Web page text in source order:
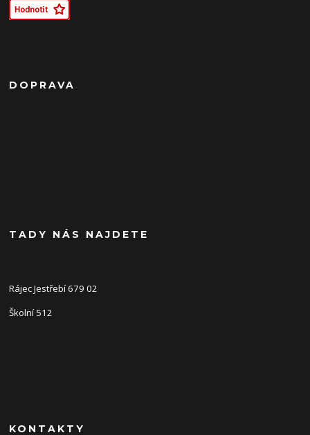
DOPRAVA
TADY NÁS NAJDETE
Rájec Jestřebí 679 02
Školní 512
KONTAKTY